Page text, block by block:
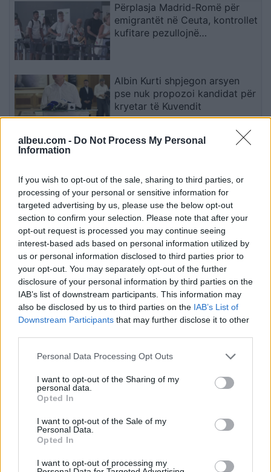
albeu.com - Do Not Process My Personal
Information
If you wish to opt-out of the sale, sharing to third parties, or
processing of your personal or sensitive information for
targeted advertising by us, please use the below opt-out
section to confirm your selection. Please note that after your
opt-out request is processed you may continue seeing
interest-based ads based on personal information utilized by
us or personal information disclosed to third parties prior to
your opt-out. You may separately opt-out of the further
disclosure of your personal information by third parties on the
IAB’s list of downstream participants. This information may
also be disclosed by us to third parties on the IAB’s List of
Downstream Participants that may further disclose it to other
Personal Data Processing Opt Outs
I want to opt-out of the Sharing of my
personal data.
Opted In
I want to opt-out of the Sale of my
Personal Data.
Opted In
I want to opt-out of processing my
Përplasja Madrid-Romë për
emigrantët në Ceuta, kontrollet
kufitare pezullojnë
Albin Kurti shpjegon arsyen
pse nuk propozoi kandidat për
kryetar të Kuvendit
i Lionel Messit
Esim for Global
Esim for USA|Esim for Italy| Esim for Spain|Esim